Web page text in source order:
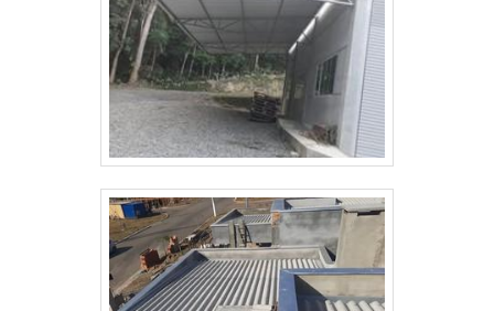
içamento adequados. União de peças com
parafusos de alta resistência ou solda,
conforme indicado no projeto. Alinhamento,
nivelamento e prumo rigorosamente
verificados. Soldagens Executadas conforme
especificações, com proteção contra
DE QUALIDADE Inspeção das etapas de
fabricação e montagem. SEGURANÇA DO
TRABALHO Atendimento rigoroso às
normas de segurança, especialmente NR-18
Rolantes com excelente custo-benefício,
proporcionando um ótimo retorno sobre o
investimento.Se você busca por uma Ponte
Rolante de qualidade e com um preço
competitivo, a METAL MONT é a escolha
certa. Entre em contato conosco e conheça
demandas da sua empresa. Invista em
tecnologia e segurança com as Pontes
Rolantes da METAL MONT.